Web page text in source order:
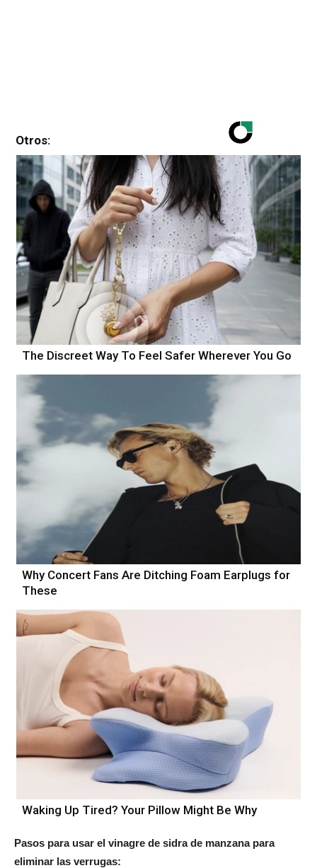
Otros:
The Discreet Way To Feel Safer Wherever You Go
Why Concert Fans Are Ditching Foam Earplugs for
These
Waking Up Tired? Your Pillow Might Be Why
Pasos para usar el vinagre de sidra de manzana para
eliminar las verrugas: